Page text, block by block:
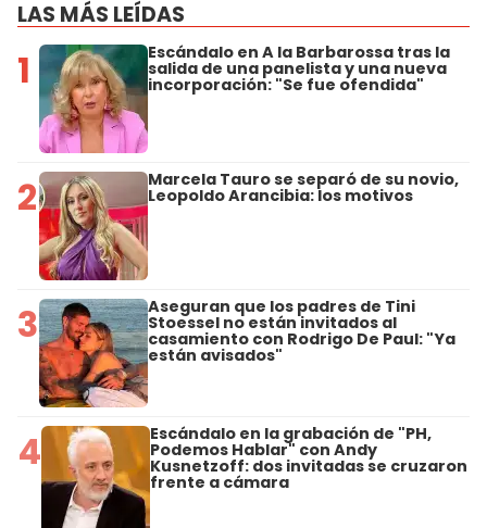
LAS MÁS LEÍDAS
1 Escándalo en A la Barbarossa tras la
salida de una panelista y una nueva
incorporación: "Se fue ofendida"
2 Marcela Tauro se separó de su novio,
Leopoldo Arancibia: los motivos
3 Aseguran que los padres de Tini
Stoessel no están invitados al
casamiento con Rodrigo De Paul: "Ya
están avisados"
4 Escándalo en la grabación de "PH,
Podemos Hablar" con Andy
Kusnetzoff: dos invitadas se cruzaron
frente a cámara